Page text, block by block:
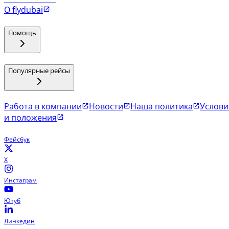
О flydubai
Помощь
Популярные рейсы
Работа в компании Новости Наша политика
и положения
Фейсбук
X
Инстаграм
Ютуб
Линкедин